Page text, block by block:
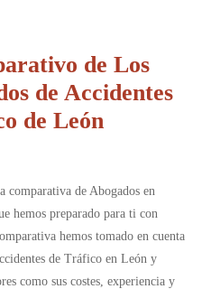
de Los
de Accidentes
de León
comparativa de Abogados en
hemos preparado para ti con
hemos tomado en cuenta
de Tráfico en León y
como sus costes, experiencia y